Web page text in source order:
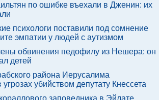
по ошибке въехали в Дженин: их
психологи поставили под сомнение
эмпатии у людей с аутизмом
обвинения педофилу из Нешера: он
детей
района Иерусалима
угрозах убийством депутату Кнессета
заповедника в Эйлате